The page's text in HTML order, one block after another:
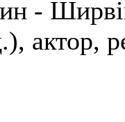
-
актор,